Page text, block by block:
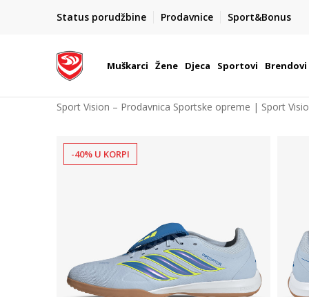
Status porudžbine Prodavnice Sport&Bonus
POZOVITE NAS NA : 055/490-400
Pon-Pet od 9h - 16h
Muškarci Žene Djeca Sportovi Brendovi
Sport Vision – Prodavnica Sportske opreme | Sport
-40% U KORPI